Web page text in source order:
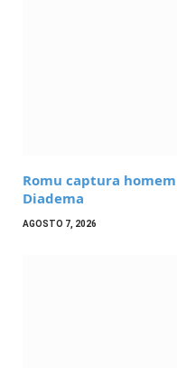
Romu captura
Diadema
AGOSTO 7, 2026